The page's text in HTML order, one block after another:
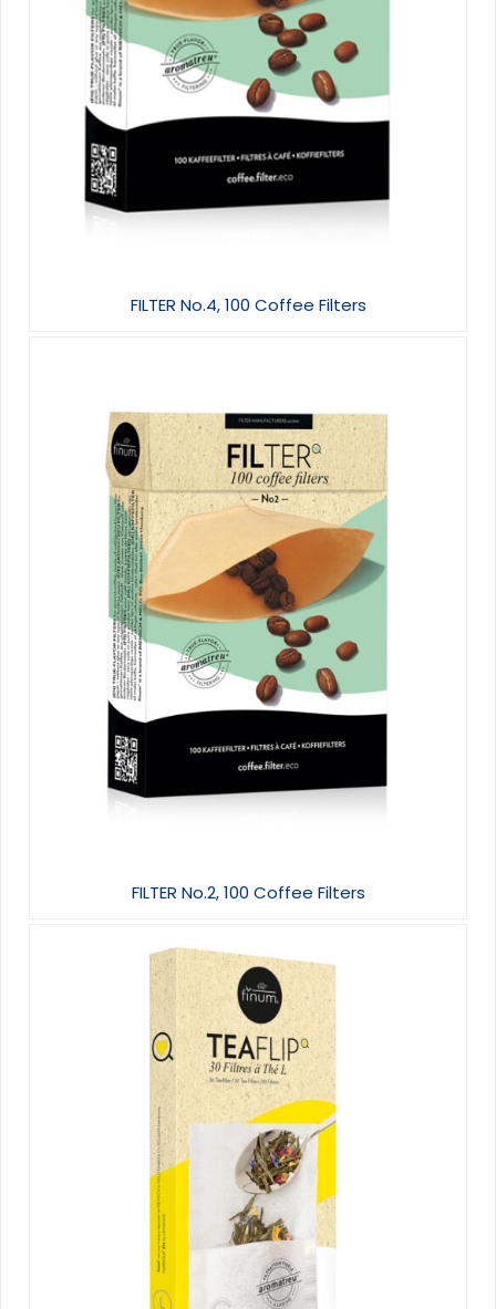
FILTER No.4, 100 Coffee Filters
FILTER No.2, 100 Coffee Filters